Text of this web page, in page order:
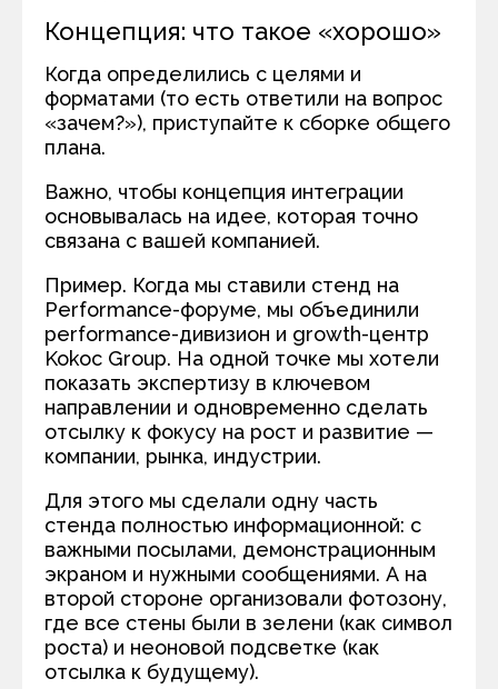
Концепция: что такое «хорошо»
Когда определились с целями и
форматами (то есть ответили на вопрос
«зачем?»), приступайте к сборке общего
плана.
Важно, чтобы концепция интеграции
основывалась на идее, которая точно
связана с вашей компанией.
Пример. Когда мы ставили стенд на
Performance-форуме, мы объединили
performance-дивизион и growth-центр
Kokoc Group. На одной точке мы хотели
показать экспертизу в ключевом
направлении и одновременно сделать
отсылку к фокусу на рост и развитие —
компании, рынка, индустрии.
Для этого мы сделали одну часть
стенда полностью информационной: с
важными посылами, демонстрационным
экраном и нужными сообщениями. А на
второй стороне организовали фотозону,
где все стены были в зелени (как символ
роста) и неоновой подсветке (как
отсылка к будущему).